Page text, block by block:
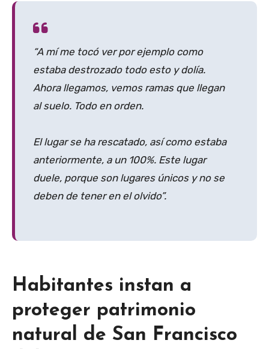
“A mí me tocó ver por ejemplo como
estaba destrozado todo esto y dolía.
Ahora llegamos, vemos ramas que llegan
al suelo. Todo en orden.
El lugar se ha rescatado, así como estaba
anteriormente, a un 100%. Este lugar
duele, porque son lugares únicos y no se
deben de tener en el olvido”.
Habitantes instan a
proteger patrimonio
natural de San Francisco